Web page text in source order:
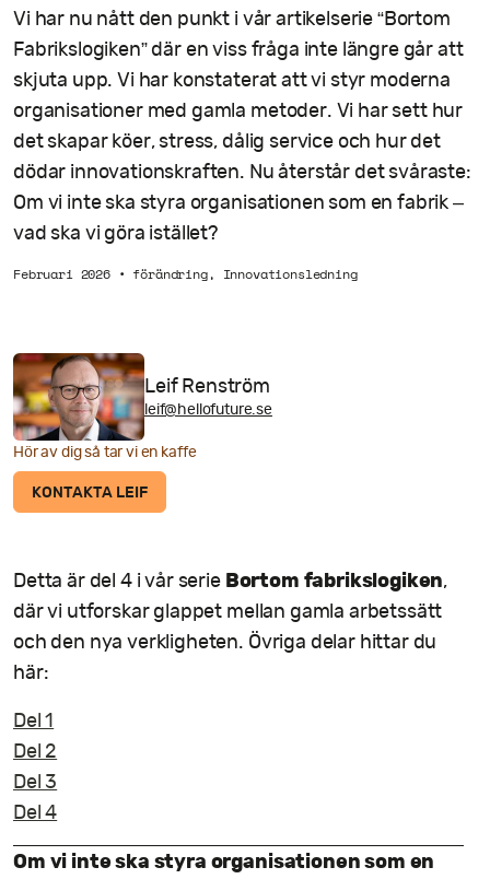
Vi har nu nått den punkt i vår artikelserie “Bortom
Fabrikslogiken” där en viss fråga inte längre går att
skjuta upp. Vi har konstaterat att vi styr moderna
organisationer med gamla metoder. Vi har sett hur
det skapar köer, stress, dålig service och hur det
dödar innovationskraften. Nu återstår det svåraste:
Om vi inte ska styra organisationen som en fabrik –
vad ska vi göra istället?
Februari 2026• förändring, Innovationsledning
Hör av dig så tar vi en kaffe
KONTAKTA LEIF
Leif Renström
leif@hellofuture.se
Detta är del 4 i vår serie Bortom fabrikslogiken,
där vi utforskar glappet mellan gamla arbetssätt
och den nya verkligheten. Övriga delar hittar du
här:
Del 1
Del 2
Del 3
Del 4
Om vi inte ska styra organisationen som en